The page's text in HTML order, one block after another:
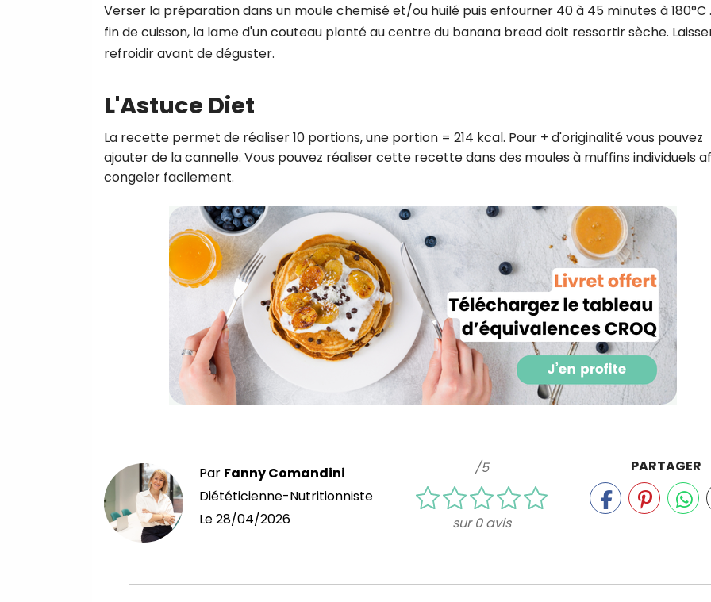
Verser la préparation dans un moule chemisé et/ou huilé puis enfourner 40 à 45 minutes à 180°C
fin de cuisson, la lame d'un couteau planté au centre du banana bread doit ressortir sèche.
refroidir avant de déguster.
L'Astuce Diet
La recette permet de réaliser 10 portions, une portion = 214 kcal. Pour + d'originalité vous pouvez
ajouter de la cannelle. Vous pouvez réaliser cette recette dans des moules à muffins individuels
congeler facilement.
Par Fanny Comandini
Diététicienne-Nutritionniste
Le28/04/2026
/5
sur 0 avis
PARTAGER